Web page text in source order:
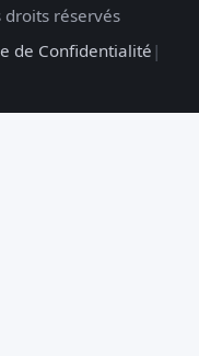
droits réservés
de Confidentialité|